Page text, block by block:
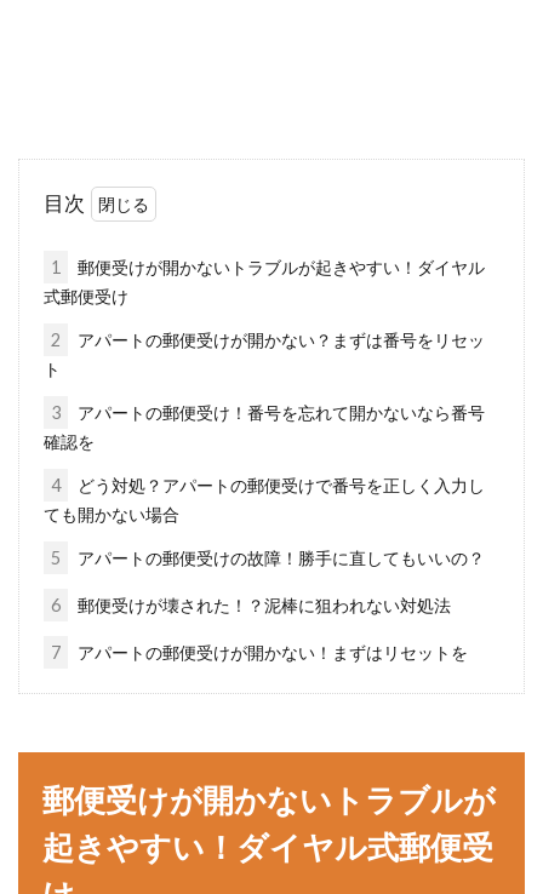
役割と注意点をご紹介
も多いので、...
アパートの名前は、アパートのオーナー自身で
トの名前...
アパートの部屋中が臭い！洗濯機の
あるアパートもありますが、現在ではだいぶ少
なくなり、室...
目次
1
郵便受けが開かないトラブルが起きやすい！ダイヤル
式郵便受け
2
アパートの郵便受けが開かない？まずは番号をリセッ
ト
3
アパートの郵便受け！番号を忘れて開かないなら番号
確認を
4
どう対処？アパートの郵便受けで番号を正しく入力し
ても開かない場合
5 アパートの郵便受けの故障！勝手に直してもいいの？
6 郵便受けが壊された！？泥棒に狙われない対処法
7 アパートの郵便受けが開かない！まずはリセットを
郵便受けが開かないトラブルが
起きやすい！ダイヤル式郵便受